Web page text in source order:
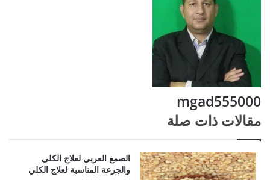
mgad555000
مقالات ذات صلة
الصمغ العربي لعلاج الكلى
والجرعة المناسبة لعلاج الكلي